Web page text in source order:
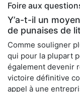
Foire aux
Y’a-t-il un
de punaises de
Comme souligner
qui pour la plupart
également devenir
victoire définitive
appel à une